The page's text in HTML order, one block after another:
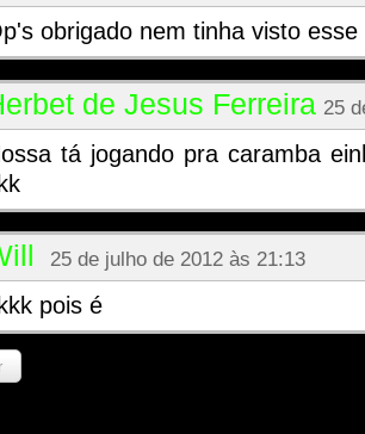
obrigado nem tinha visto
de Jesus Ferreira 25
tá jogando pra caramba
25 de julho de 2012 às 21:13
pois é